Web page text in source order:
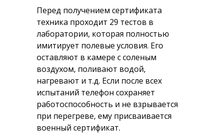
Перед получением сертификата
техника проходит 29 тестов в
лаборатории, которая полностью
имитирует полевые условия. Его
оставляют в камере с соленым
воздухом, поливают водой,
нагревают и т.д. Если после всех
испытаний телефон сохраняет
работоспособность и не взрывается
при перегреве, ему присваивается
военный сертификат.